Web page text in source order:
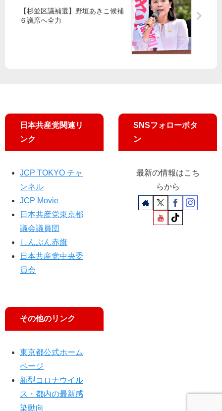
し
と
山
添
候
補
候
【杉並区議補選】野垣あきこ候補
６議席へ全力
日本共産党関連リ
ンク
JCP TOKYO チャ
ンネル
JCP Movie
日本共産党東京都
議会議員団
しんぶん赤旗
日本共産党中央委
員会
その他のリンク
東京都公式ホーム
ページ
新型コロナウイル
ス・都内の最新感
染動向
SNSフォローボタ
ン
最新の情報はこち
らから